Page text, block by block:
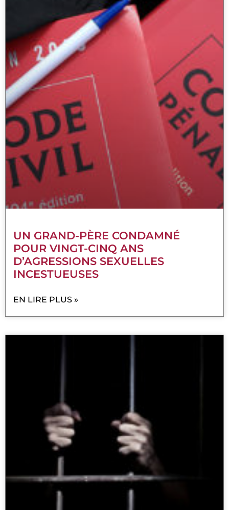
UN GRAND-PÈRE CONDAMNÉ
POUR VINGT-CINQ ANS
D’AGRESSIONS SEXUELLES
INCESTUEUSES
EN LIRE PLUS »